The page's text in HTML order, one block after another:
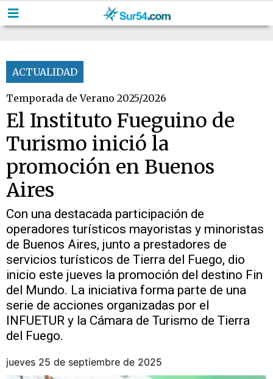
ACTUALIDAD
Temporada de Verano 2025/2026
El Instituto Fueguino de
Turismo inició la
promoción en Buenos
Aires
Con una destacada participación de
operadores turísticos mayoristas y minoristas
de Buenos Aires, junto a prestadores de
servicios turísticos de Tierra del Fuego, dio
inicio este jueves la promoción del destino Fin
del Mundo. La iniciativa forma parte de una
serie de acciones organizadas por el
INFUETUR y la Cámara de Turismo de Tierra
del Fuego.
jueves 25 de septiembre de 2025